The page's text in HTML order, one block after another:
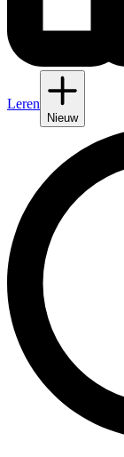
Leren
Nieuw